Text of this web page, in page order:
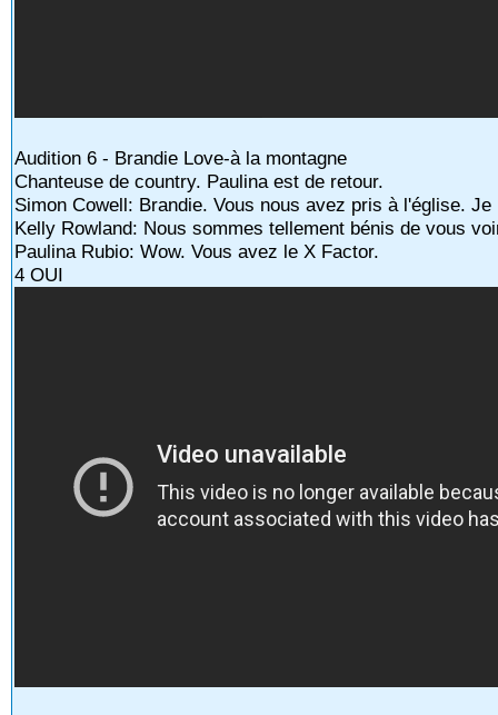
Audition 6 - Brandie Love-à la montagne
Chanteuse de country. Paulina est de retour.
Simon Cowell: Brandie. Vous nous avez pris à l'église.
Kelly Rowland: Nous sommes tellement bénis de vous
Paulina Rubio: Wow. Vous avez le X Factor.
4 OUI